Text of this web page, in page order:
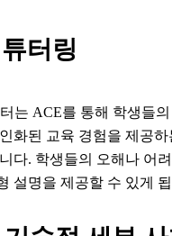
터링
는 ACE를 통해 학생들
화된 교육 경험을 제공
다. 학생들의 오해나 어
설명을 제공할 수 있게